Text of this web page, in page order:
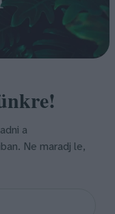
a
Ne maradj le,